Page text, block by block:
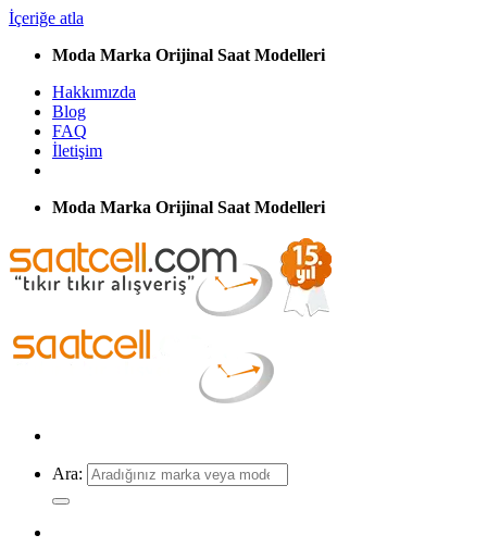
İçeriğe atla
Moda Marka Orijinal Saat Modelleri
Hakkımızda
Blog
FAQ
İletişim
Moda Marka Orijinal Saat Modelleri
Ara: